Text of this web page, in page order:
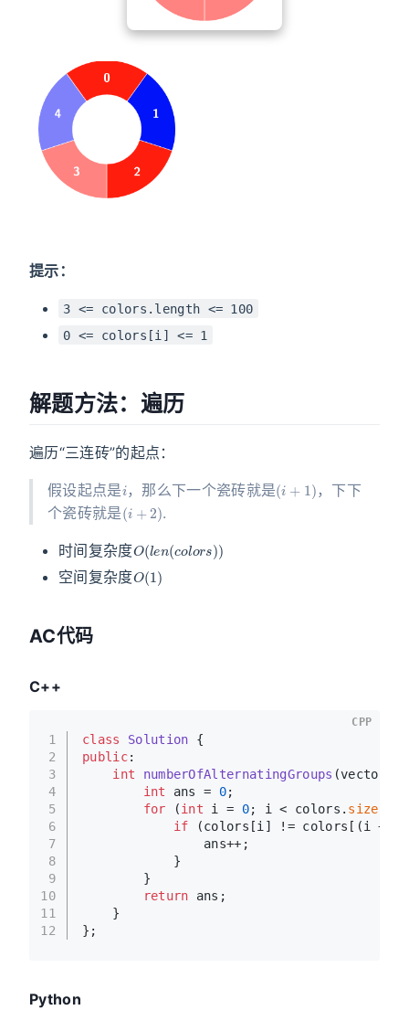
提示：
3 <= colors.length <= 100
0 <= colors[i] <= 1
解题方法：遍历
遍历“三连砖”的起点：
假设起点是 ，那么下一个瓷砖就是
，下下
个瓷砖就是
(i+ 2)
.
时间复杂度
空间复杂度
O (1)
AC代码
C++
1
2
3
4
5
6
7
8
9
10
11
12
class Solution {
public:
int
numberOfAlternatingGroups (vector<
int ans = 0;
for (int i = 0; i < colors. size
if (colors[i] != colors[(i +
                ans++;
            }
        }
return ans;
    }
};
CPP
Python